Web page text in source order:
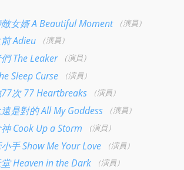
女婿 A Beautiful Moment （演員）
Adieu （演員）
The Leaker （演員）
Sleep Curse （演員）
次 77 Heartbreaks （演員）
是對的 All My Goddess （演員）
Cook Up a Storm （演員）
手 Show Me Your Love （演員）
Heaven in the Dark （演員）